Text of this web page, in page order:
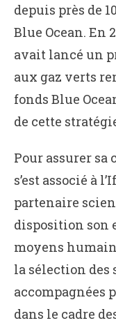
depuis près de
Blue Ocean. En
avait lancé un
aux gaz verts
fonds Blue
de cette
Pour assurer
s’est associé à
partenaire
disposition son
moyens
la sélection des
accompagnées
dans le cadre